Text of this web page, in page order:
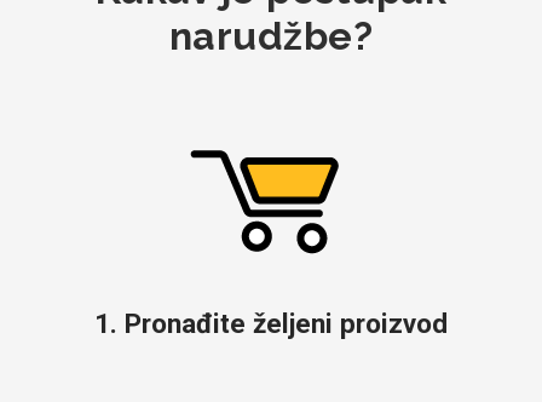
narudžbe?
1. Pronađite željeni proizvod